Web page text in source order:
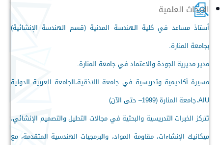
الابحاث العلمية
أستاذ مساعد في كلية الهندسة المدنية (قسم الهندسة الإنشائية)
بجامعة المنارة.
مدير مديرية الجودة والاعتماد في جامعة المنارة.
مسيرة أكاديمية وتدريسية في جامعة اللاذقية،الجامعة العربية الدولية
AIU،جامعة المنارة (1999– حتى الآن)
تتركز الخبرات التدريسية والبحثية في مجالات التحليل والتصميم الإنشائي،
ميكانيك الإنشاءات، مقاومة المواد، والبرمجيات الهندسية المتقدمة، مع